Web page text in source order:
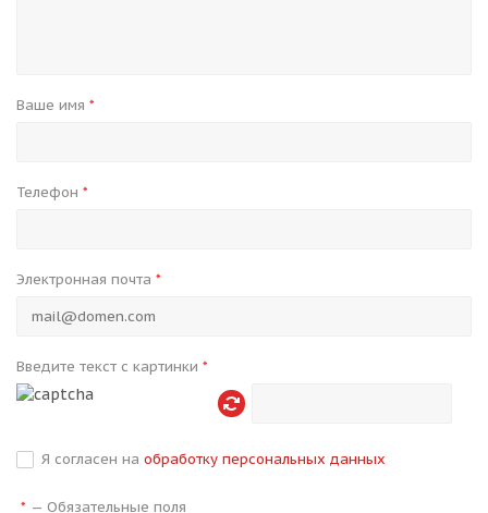
Ваше имя *
Телефон *
Электронная почта *
Введите текст с картинки *
Я согласен на обработку персональных данных
* — Обязательные поля